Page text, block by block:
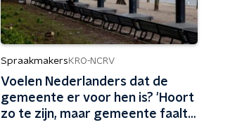
Spraakmakers KRO-NCRV
Voelen Nederlanders dat de
gemeente er voor hen is? 'Hoort
zo te zijn, maar gemeente faalt